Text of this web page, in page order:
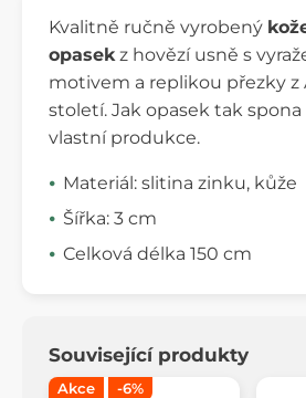
Kvalitně ručně vyrobený
opasek z hovězí usně s
motivem a replikou přezky z
století. Jak opasek tak spona
vlastní produkce.
Materiál: slitina zinku, kůže
Šířka: 3 cm
Celková délka 150 cm
Související produkty
Akce -6%